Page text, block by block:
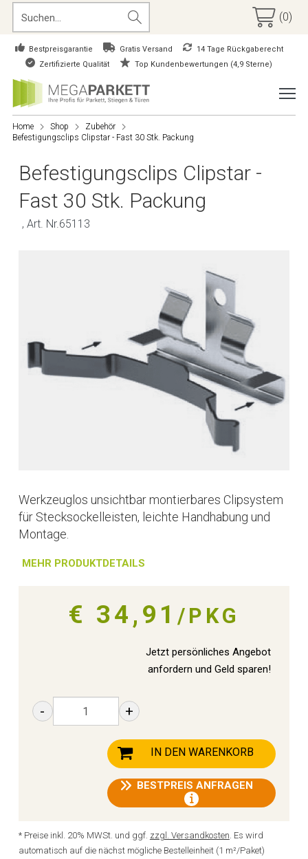
(0)
Bestpreisgarantie Gratis Versand
14 Tage Rückgaberecht
Zertifizierte Qualität
Top Kundenbewertungen (4,9 Sterne)
Home Shop
Zubehör
Befestigungsclips Clipstar - Fast 30 Stk. Packung
Befestigungsclips Clipstar -
Fast 30 Stk. Packung
, Art. Nr.65113
Werkzeuglos unsichtbar montierbares Clipsystem
für Stecksockelleisten, leichte Handhabung und
Montage.
MEHR PRODUKTDETAILS
€ 34,91 /PKG
Jetzt persönliches Angebot
anfordern und Geld sparen!
- +
IN DEN WARENKORB
BESTPREIS ANFRAGEN
* Preise inkl. 20% MWSt. und ggf. zzgl. Versandkosten . Es wird
automatisch auf die nächst mögliche Bestelleinheit (1 m²/Paket)